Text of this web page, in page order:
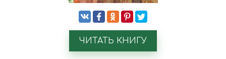
ЧИТАТЬ КНИГУ